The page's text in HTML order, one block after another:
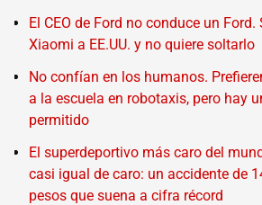
El CEO de Ford no conduce un
Xiaomi a EE.UU. y no quiere soltarlo
No confían en los humanos.
a la escuela en robotaxis, pero hay
permitido
El superdeportivo más caro del
casi igual de caro: un accidente de
pesos que suena a cifra récord